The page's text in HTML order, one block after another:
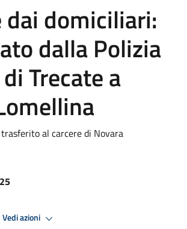
dai domiciliari:
dalla Polizia
Trecate a
al carcere di Novara
Vedi azioni